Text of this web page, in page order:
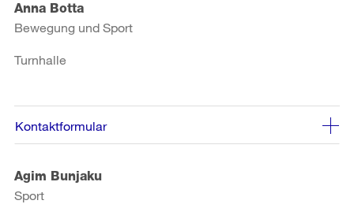
Anna Botta
Bewegung und Sport
Turnhalle
Kontaktformular
Agim Bunjaku
Sport